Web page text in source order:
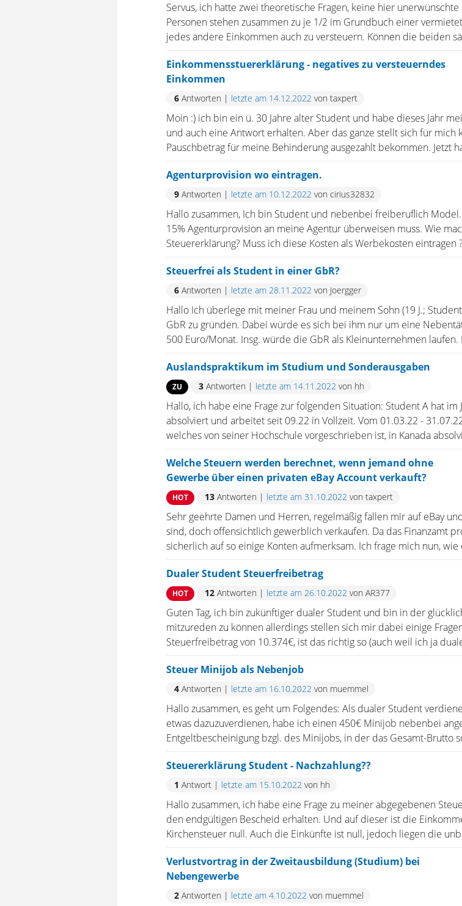
Servus, ich hatte zwei theoretische Fragen, keine hier
Personen stehen zusammen zu je 1/2 im Grundbuch einer
jedes andere Einkommen auch zu versteuern. Können die beiden
Einkommensstuererklärung - negatives zu versteuerndes
Einkommen
6 Antworten | letzte am 14.12.2022 von taxpert
Moin :) ich bin ein ü. 30 Jahre alter Student und habe dieses Jahr
und auch eine Antwort erhalten. Aber das ganze stellt sich für
Pauschbetrag für meine Behinderung ausgezahlt bekommen. Jetzt
Agenturprovision wo eintragen.
9 Antworten | letzte am 10.12.2022 von cirius32832
Hallo zusammen, Ich bin Student und nebenbei freiberuflich
15% Agenturprovision an meine Agentur überweisen muss. Wie
Steuererklärung? Muss ich diese Kosten als Werbekosten eintragen
Steuerfrei als Student in einer GbR?
6 Antworten | letzte am 28.11.2022 von Joergger
Hallo Ich überlege mit meiner Frau und meinem Sohn (19 J.;
GbR zu gründen. Dabei würde es sich bei ihm nur um eine
500 Euro/Monat. Insg. würde die GbR als Kleinunternehmen laufen.
Auslandspraktikum im Studium und Sonderausgaben
ZU 3 Antworten | letzte am 14.11.2022 von hh
Hallo, ich habe eine Frage zur folgenden Situation: Student A hat
absolviert und arbeitet seit 09.22 in Vollzeit. Vom 01.03.22 -
welches von seiner Hochschule vorgeschrieben ist, in Kanada
Welche Steuern werden berechnet, wenn jemand ohne
Gewerbe über einen privaten eBay Account verkauft?
HOT 13 Antworten | letzte am 31.10.2022 von taxpert
Sehr geehrte Damen und Herren, regelmäßig fallen mir auf eBay
sind, doch offensichtlich gewerblich verkaufen. Da das Finanzamt
sicherlich auf so einige Konten aufmerksam. Ich frage mich nun, wie
Dualer Student Steuerfreibetrag
HOT 12 Antworten | letzte am 26.10.2022 von AR377
Guten Tag, ich bin zukünftiger dualer Student und bin in der
mitzureden zu können allerdings stellen sich mir dabei einige
Steuerfreibetrag von 10.374€, ist das richtig so (auch weil ich ja
Steuer Minijob als Nebenjob
4 Antworten | letzte am 16.10.2022 von muemmel
Hallo zusammen, es geht um Folgendes: Als dualer Student
etwas dazuzuverdienen, habe ich einen 450€ Minijob nebenbei
Entgeltbescheinigung bzgl. des Minijobs, in der das Gesamt-Brutto
Steuererklärung Student - Nachzahlung??
1 Antwort | letzte am 15.10.2022 von hh
Hallo zusammen, ich habe eine Frage zu meiner abgegebenen
den endgültigen Bescheid erhalten. Und auf dieser ist die
Kirchensteuer null. Auch die Einkünfte ist null, jedoch liegen die
Verlustvortrag in der Zweitausbildung (Studium) bei
Nebengewerbe
2 Antworten | letzte am 4.10.2022 von muemmel